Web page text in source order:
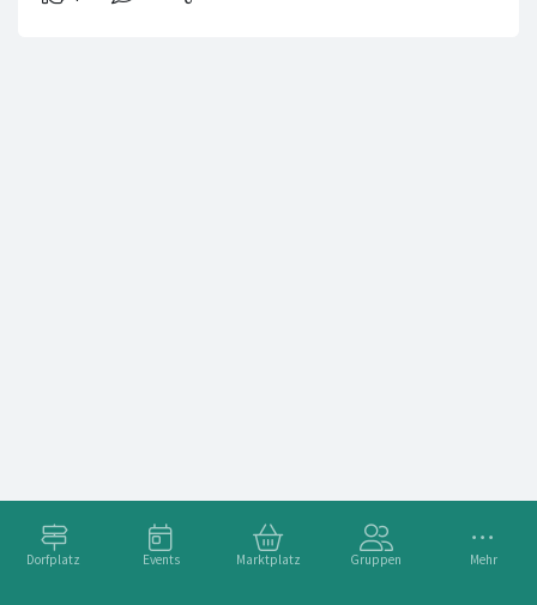
Dorfplatz Events Marktplatz Gruppen Mehr